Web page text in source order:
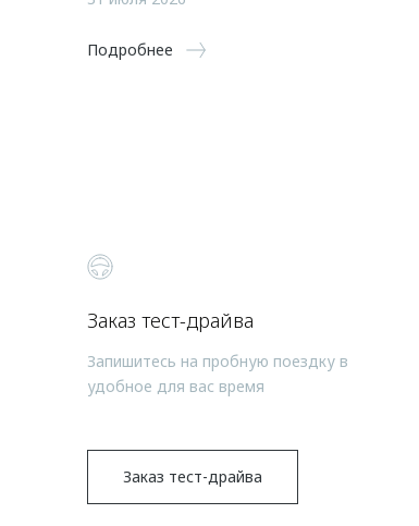
Подробнее
Заказ тест-драйва
Запишитесь на пробную поездку в
удобное для вас время
Заказ тест-драйва